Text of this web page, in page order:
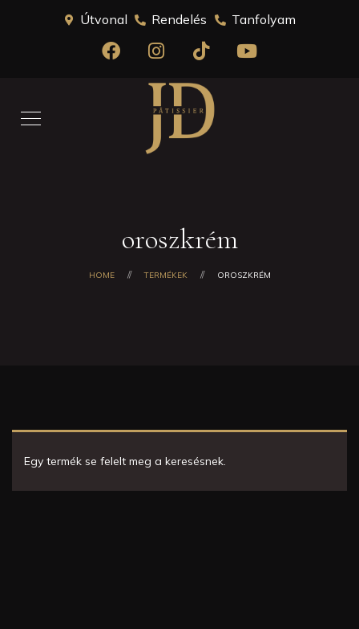
Útvonal Rendelés Tanfolyam
oroszkrém
HOME TERMÉKEK OROSZKRÉM
Egy termék se felelt meg a keresésnek.